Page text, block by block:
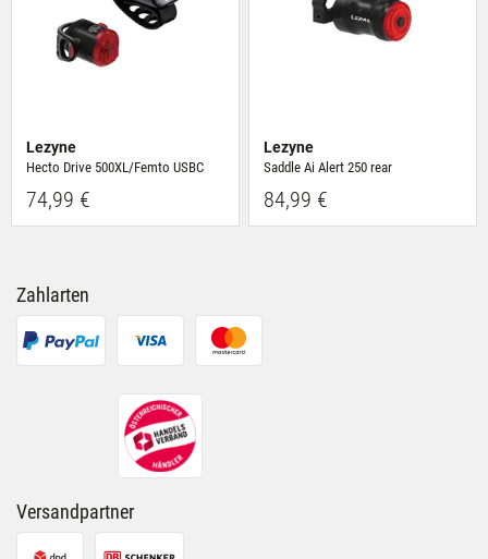
Lezyne
Hecto Drive 500XL/Femto USBC
74,99 €
Lezyne
Saddle Ai Alert 250 rear
84,99 €
Zahlarten
Versandpartner